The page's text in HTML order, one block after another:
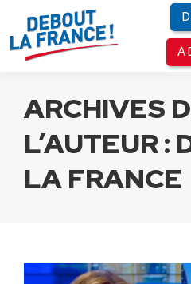
ARCHIVES
L’AUTEUR :
LA FRANCE
Panneau de gestion des cookies